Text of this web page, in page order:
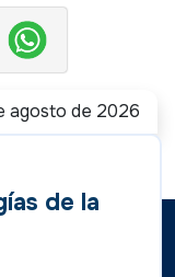
agosto de 2026
de la